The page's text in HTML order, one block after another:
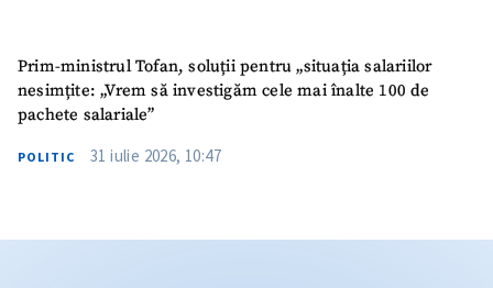
Prim-ministrul Tofan, soluții pentru „situația salariilor
nesimțite: „Vrem să investigăm cele mai înalte 100 de
pachete salariale”
POLITIC 31 iulie 2026, 10:47